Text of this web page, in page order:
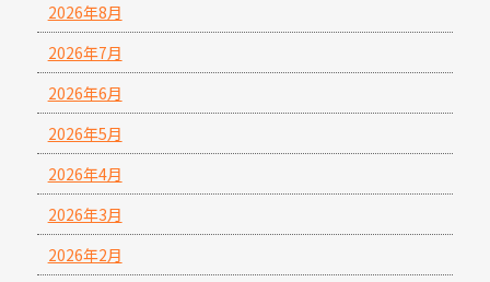
2026年8月
2026年7月
2026年6月
2026年5月
2026年4月
2026年3月
2026年2月